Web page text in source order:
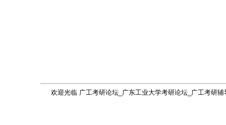
欢迎光临 广工考研论坛_广东工业大学考研论坛_广工考研